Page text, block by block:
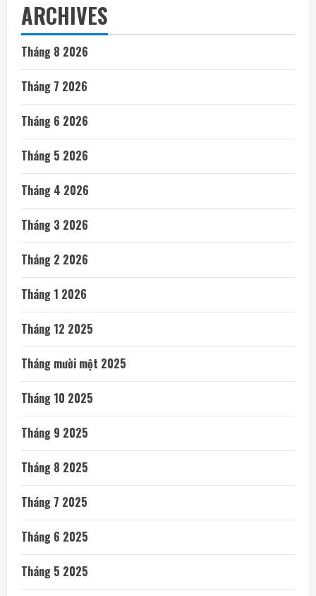
ARCHIVES
Tháng 8 2026
Tháng 7 2026
Tháng 6 2026
Tháng 5 2026
Tháng 4 2026
Tháng 3 2026
Tháng 2 2026
Tháng 1 2026
Tháng 12 2025
Tháng mười một 2025
Tháng 10 2025
Tháng 9 2025
Tháng 8 2025
Tháng 7 2025
Tháng 6 2025
Tháng 5 2025